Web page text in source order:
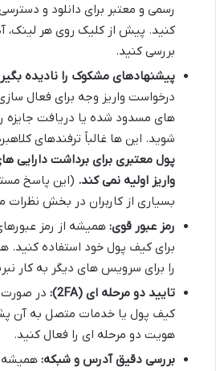
رسمی و معتبر برای دانلود و
کنید. پیش از کلیک روی هر
بررسی کنید.
پیشنهادهای مشکوک را نادیده
درخواست واریز وجه برای فعال
های مسدود شده یا دریافت
شوید. این ها غالباً ترفندهای
پول معتبری برای برداشت دارایی
واریز اولیه نمی کند. (این پاسخ
بسیاری از کاربران در بخش
رمز عبور قوی: همیشه از رمز
برای کیف پول خود استفاده کنید.
را برای سرویس های دیگر به کار
تایید دو مرحله ای (2FA):
در صورت
کیف پول یا خدمات متصل به آن
هویت دو مرحله ای را فعال کنید.
بررسی دقیق آدرس و شبکه: همیشه